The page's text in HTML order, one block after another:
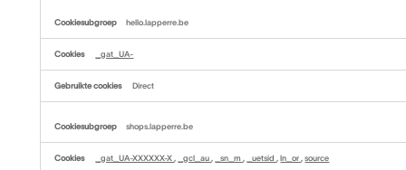
hello.lapperre.be
_gat_UA-
Direct
shops.lapperre.be
_gat_UA-XXXXXX-X, _gcl_au, _sn_m, _uetsid,ln_or,source